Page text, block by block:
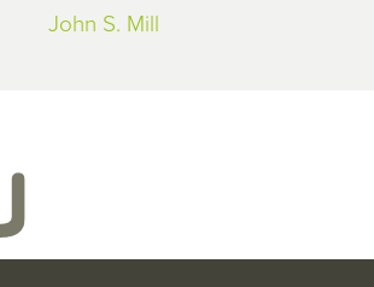
John S. Mill